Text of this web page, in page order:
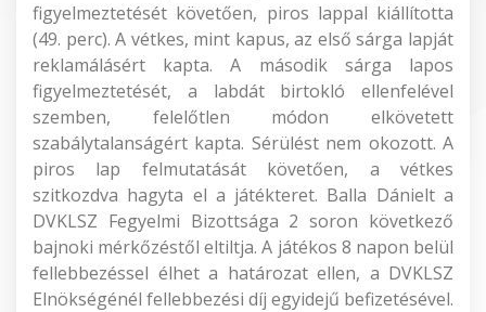
figyelmeztetését követően, piros lappal kiállította
(49. perc). A vétkes, mint kapus, az első sárga lapját
reklamálásért kapta. A második sárga lapos
figyelmeztetését, a labdát birtokló ellenfelével
szemben, felelőtlen módon elkövetett
szabálytalanságért kapta. Sérülést nem okozott. A
piros lap felmutatását követően, a vétkes
szitkozdva hagyta el a játékteret. Balla Dánielt a
DVKLSZ Fegyelmi Bizottsága 2 soron következő
bajnoki mérkőzéstől eltiltja. A játékos 8 napon belül
fellebbezéssel élhet a határozat ellen, a DVKLSZ
Elnökségénél fellebbezési díj egyidejű befizetésével.